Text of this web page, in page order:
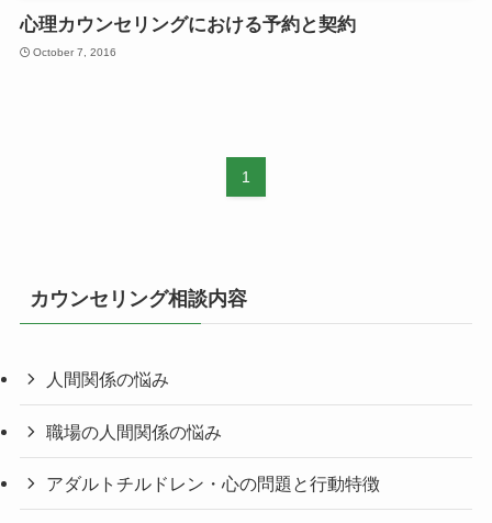
心理カウンセリングにおける予約と契約
October 7, 2016
1
カウンセリング相談内容
人間関係の悩み
職場の人間関係の悩み
アダルトチルドレン・心の問題と行動特徴